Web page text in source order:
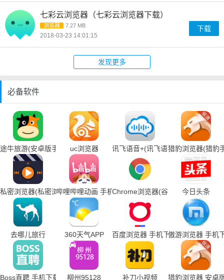
七彩云浏览器（七彩云浏览器下载）
浏览器 7.27 MB
2018-03-23 14:01:15
下载
发现更多
必备软件
途牛旅游(安卓版手机下载)uc浏览器 讯飞语音+(讯飞语音输入法手机下
猎豹浏览器(猎豹
私密浏览器(私密浏览器手机下载)
哔哩哔哩动画 手机下载Chrome浏览器(谷歌浏览器手机下
今日头条
去哪儿旅行 360天气APP 百度浏览器 手机下载傲游浏览器 手机
Boss直聘 手机下载 柳州95128 补刀小视频 猎豹浏览器 安卓